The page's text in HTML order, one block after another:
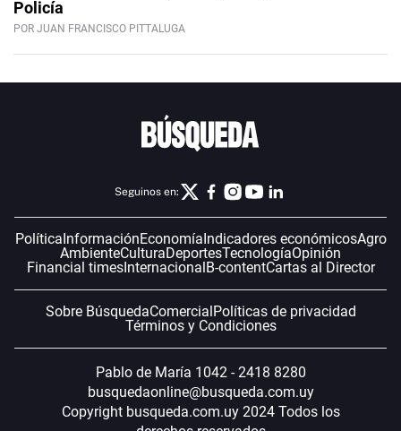
Policía
POR JUAN FRANCISCO PITTALUGA
Seguinos en:
Política InformaciónEconomía Indicadores económicosAgro
AmbienteCulturaDeportesTecnologíaOpinión
Financial timesInternacional B-contentCartas al Director
Sobre BúsquedaComercial Políticas de privacidad
Términos y Condiciones
Pablo de María 1042 - 2418 8280
busquedaonline@busqueda.com.uy
Copyright busqueda.com.uy 2024 Todos los